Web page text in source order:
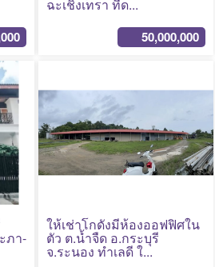
ฉะเชิงเทรา ที่ด...
50,000,000
ภา-
No Photo
ให้เช่าโกดังมีห้องออฟฟิศใน
ตัว ต.น้ำจืด อ.กระบุรี
จ.ระนอง ทำเลดี ใ...